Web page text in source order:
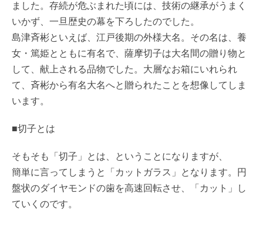
ました。存続が危ぶまれた頃には、技術の継承がうまく
いかず、一旦歴史の幕を下ろしたのでした。
島津斉彬といえば、江戸後期の外様大名。その名は、養
女・篤姫とともに有名で、薩摩切子は大名間の贈り物と
して、献上される品物でした。大層なお箱にいれられ
て、斉彬から有名大名へと贈られたことを想像してしま
います。
■切子とは
そもそも「切子」とは、ということになりますが、
簡単に言ってしまうと「カットガラス」となります。円
盤状のダイヤモンドの歯を高速回転させ、「カット」し
ていくのです。